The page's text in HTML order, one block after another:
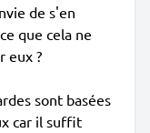
de s'en
que cela ne
eux ?
sont basées
car il suffit